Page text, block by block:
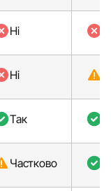
Ні
Ні
Так
Частково